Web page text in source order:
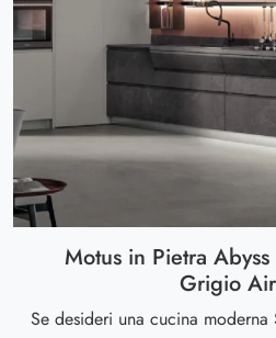
Motus in Pietra
Grigio